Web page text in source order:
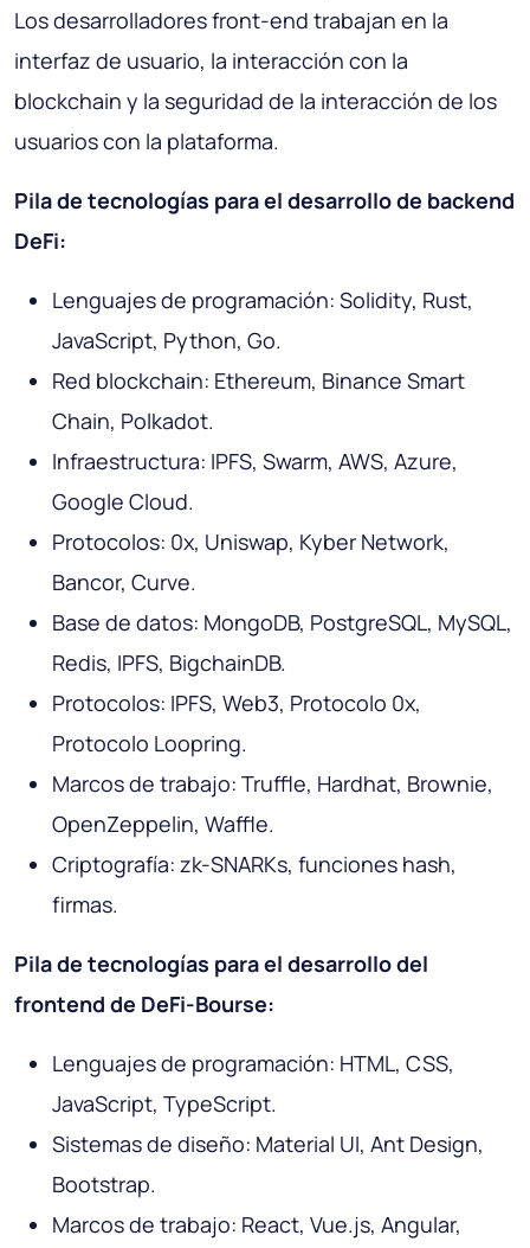
Los desarrolladores front-end trabajan en la
interfaz de usuario, la interacción con la
blockchain y la seguridad de la interacción de los
usuarios con la plataforma.
Pila de tecnologías para el desarrollo de backend
DeFi:
Lenguajes de programación: Solidity, Rust,
JavaScript, Python, Go.
Red blockchain: Ethereum, Binance Smart
Chain, Polkadot.
Infraestructura: IPFS, Swarm, AWS, Azure,
Google Cloud.
Protocolos: 0x, Uniswap, Kyber Network,
Bancor, Curve.
Base de datos: MongoDB, PostgreSQL, MySQL,
Redis, IPFS, BigchainDB.
Protocolos: IPFS, Web3, Protocolo 0x,
Protocolo Loopring.
Marcos de trabajo: Truffle, Hardhat, Brownie,
OpenZeppelin, Waffle.
Criptografía: zk-SNARKs, funciones hash,
firmas.
Pila de tecnologías para el desarrollo del
frontend de DeFi-Bourse:
Lenguajes de programación: HTML, CSS,
JavaScript, TypeScript.
Sistemas de diseño: Material UI, Ant Design,
Bootstrap.
Marcos de trabajo: React, Vue.js, Angular,